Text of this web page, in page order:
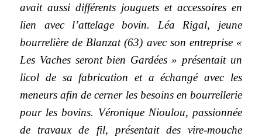
avait aussi différents jouguets et accessoires en
lien avec l’attelage bovin. Léa Rigal, jeune
bourrelière de Blanzat (63) avec son entreprise «
Les Vaches seront bien Gardées » présentait un
licol de sa fabrication et a échangé avec les
meneurs afin de cerner les besoins en bourrellerie
pour les bovins. Véronique Nioulou, passionnée
de travaux de fil, présentait des vire-mouche